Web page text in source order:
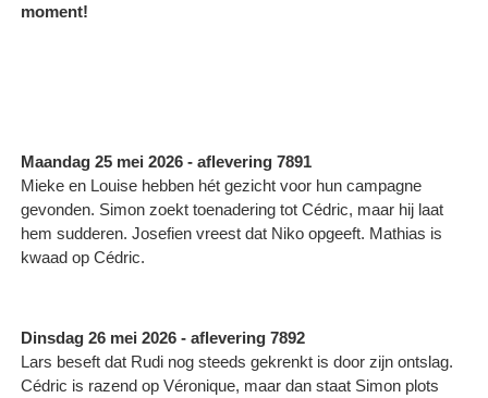
moment!
Maandag 25 mei 2026 - aflevering 7891
Mieke en Louise hebben hét gezicht voor hun campagne
gevonden. Simon zoekt toenadering tot Cédric, maar hij laat
hem sudderen. Josefien vreest dat Niko opgeeft. Mathias is
kwaad op Cédric.
Dinsdag 26 mei 2026 - aflevering 7892
Lars beseft dat Rudi nog steeds gekrenkt is door zijn ontslag.
Cédric is razend op Véronique, maar dan staat Simon plots